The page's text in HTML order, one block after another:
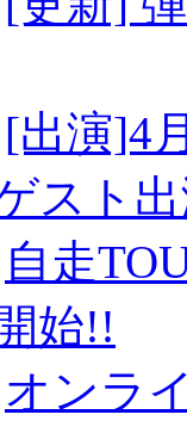
[出演]4
スト
自走
始!!
オンラ